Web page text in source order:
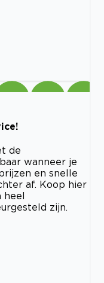
de
wanneer je
en snelle
af. Koop hier
heel
zijn.